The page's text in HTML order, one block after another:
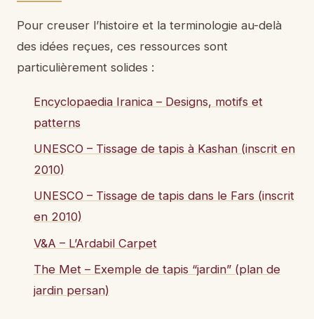
Pour creuser l’histoire et la terminologie au-delà
des idées reçues, ces ressources sont
particulièrement solides :
Encyclopaedia Iranica – Designs, motifs et
patterns
UNESCO – Tissage de tapis à Kashan (inscrit en
2010)
UNESCO – Tissage de tapis dans le Fars (inscrit
en 2010)
V&A – L’Ardabil Carpet
The Met – Exemple de tapis “jardin” (plan de
jardin persan)